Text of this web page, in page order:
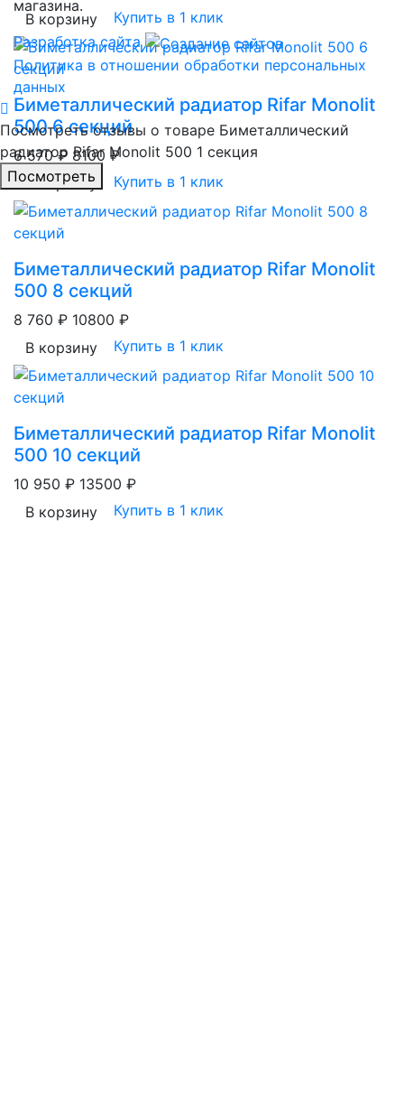
В корзину
Купить в 1 клик
Биметаллический радиатор Rifar Monolit
500 6 секций
6 570 ₽ 8100 ₽
В корзину
Купить в 1 клик
Биметаллический радиатор Rifar Monolit
500 8 секций
8 760 ₽ 10800 ₽
В корзину
Купить в 1 клик
Биметаллический радиатор Rifar Monolit
500 10 секций
10 950 ₽ 13500 ₽
В корзину
Купить в 1 клик
магазина.
Разработка сайта
Политика в отношении обработки персональных
данных
Посмотреть отзывы о товаре Биметаллический
радиатор Rifar Monolit 500 1 секция
Пocмотpеть